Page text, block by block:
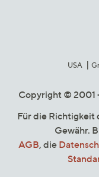
USA
Copyright © 2001
Für die Richtigkeit
Gewähr.
AGB, die